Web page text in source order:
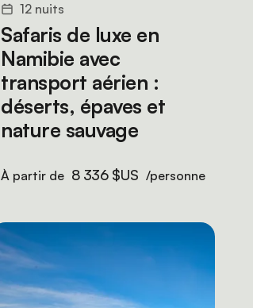
12 nuits
Safaris de luxe en
Namibie avec
transport aérien :
déserts, épaves et
nature sauvage
À partir de 8 336 $US /personne